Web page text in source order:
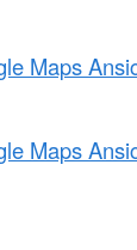
Maps
Maps